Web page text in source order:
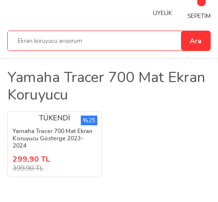
Ara
ÜYELİK SEPETİM
Yamaha Tracer 700 Mat Ekran
Koruyucu
TÜKENDİ
Yamaha Tracer 700 Mat Ekran
Koruyucu Gösterge 2023-
2024
299,90 TL
399,90 TL
%25